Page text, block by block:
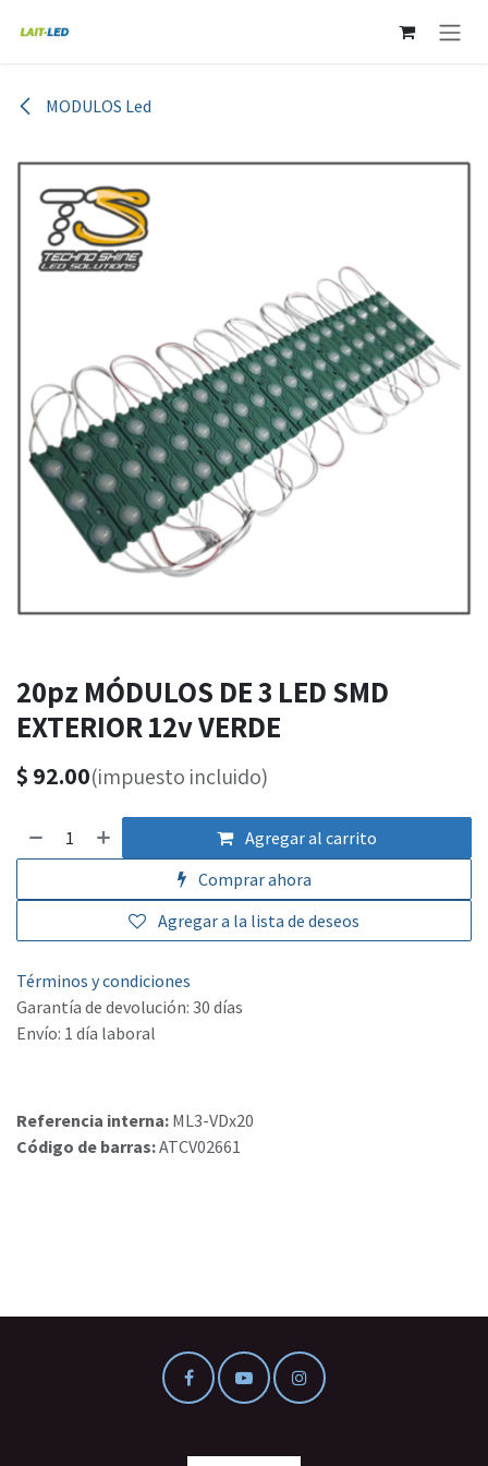
MODULOS Led
20pz MÓDULOS DE 3 LED SMD
EXTERIOR 12v VERDE
$ 92.00(impuesto incluido)
Agregar al carrito
Comprar ahora
Agregar a la lista de deseos
Términos y condiciones
Garantía de devolución: 30 días
Envío: 1 día laboral
Referencia interna: ML3-VDx20
Código de barras:ATCV02661